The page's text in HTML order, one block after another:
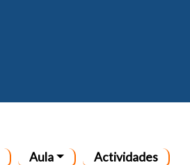
Aula Actividades